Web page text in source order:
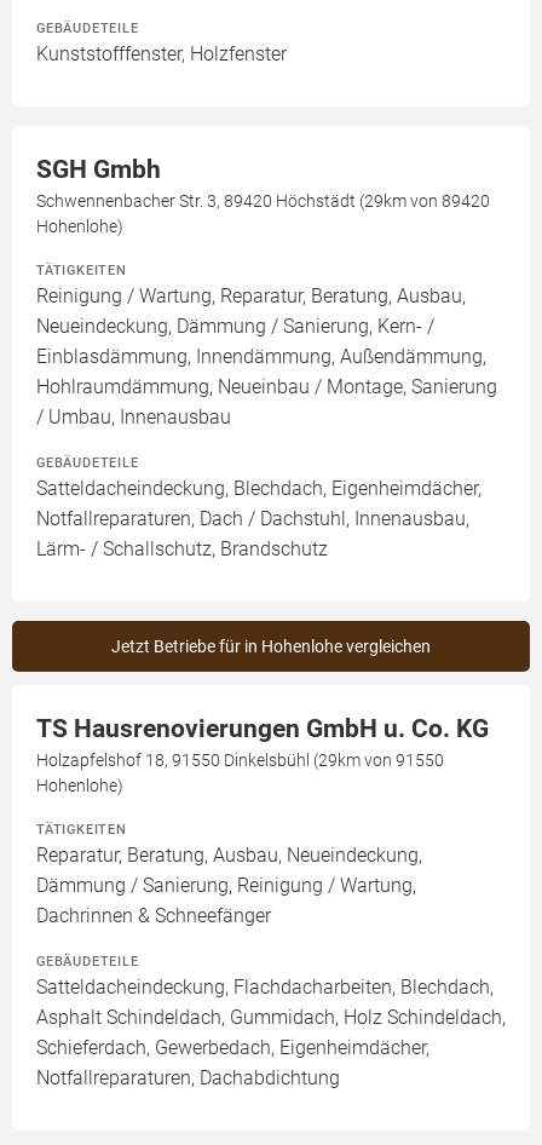
GEBÄUDETEILE
Kunststofffenster, Holzfenster
SGH Gmbh
Schwennenbacher Str. 3, 89420 Höchstädt (29km von 89420
Hohenlohe)
TÄTIGKEITEN
Reinigung / Wartung, Reparatur, Beratung, Ausbau,
Neueindeckung, Dämmung / Sanierung, Kern- /
Einblasdämmung, Innendämmung, Außendämmung,
Hohlraumdämmung, Neueinbau / Montage, Sanierung
/ Umbau, Innenausbau
GEBÄUDETEILE
Satteldacheindeckung, Blechdach, Eigenheimdächer,
Notfallreparaturen, Dach / Dachstuhl, Innenausbau,
Lärm- / Schallschutz, Brandschutz
Jetzt Betriebe für in Hohenlohe vergleichen
TS Hausrenovierungen GmbH u. Co. KG
Holzapfelshof 18, 91550 Dinkelsbühl (29km von 91550
Hohenlohe)
TÄTIGKEITEN
Reparatur, Beratung, Ausbau, Neueindeckung,
Dämmung / Sanierung, Reinigung / Wartung,
Dachrinnen & Schneefänger
GEBÄUDETEILE
Satteldacheindeckung, Flachdacharbeiten, Blechdach,
Asphalt Schindeldach, Gummidach, Holz Schindeldach,
Schieferdach, Gewerbedach, Eigenheimdächer,
Notfallreparaturen, Dachabdichtung